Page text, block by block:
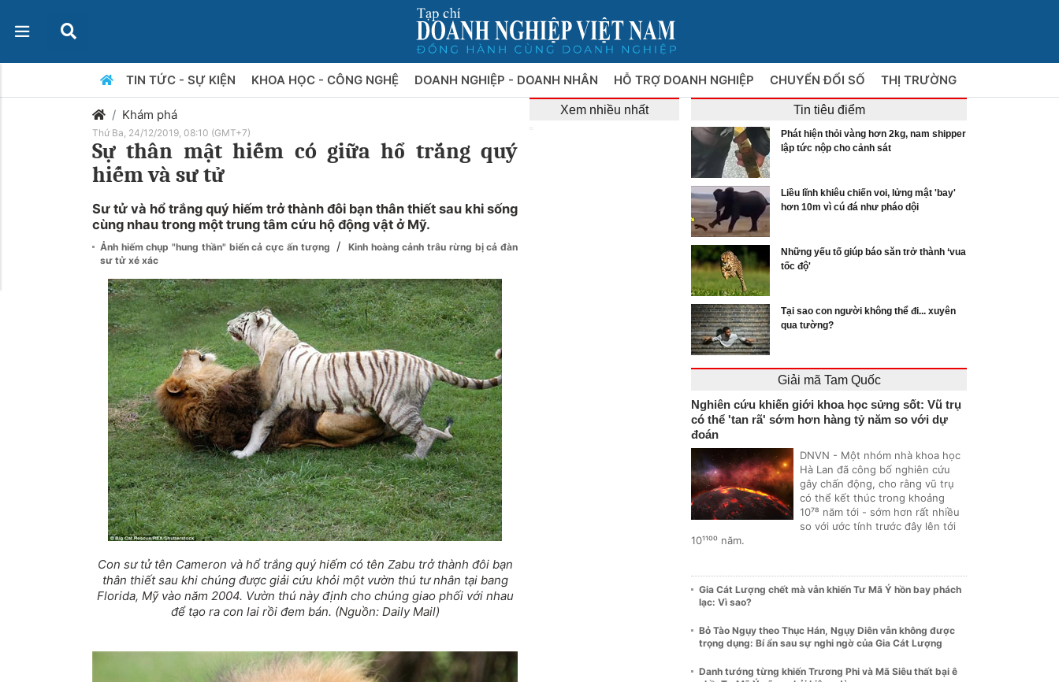
TIN TỨC - SỰ KIỆN KHOA HỌC - CÔNG NGHỆ DOANH NGHIỆP - DOANH NHÂN HỖ TRỢ DOANH NGHIỆP CHUYỂN ĐỔI SỐ THỊ TRƯỜNG
Khám phá
Thứ Ba, 24/12/2019, 08:10 (GMT+7)
Sự thân mật hiếm có giữa hổ trắng quý
hiếm và sư tử
Sư tử và hổ trắng quý hiếm trở thành đôi bạn thân thiết sau khi sống
cùng nhau trong một trung tâm cứu hộ động vật ở Mỹ.
Ảnh hiếm chụp "hung thần" biển cả cực ấn tượng /
Kinh hoàng cảnh trâu rừng bị cả đàn
sư tử xé xác
Con sư tử tên Cameron và hổ trắng quý hiếm có tên Zabu trở thành đôi bạn
thân thiết sau khi chúng được giải cứu khỏi một vườn thú tư nhân tại bang
Florida, Mỹ vào năm 2004. Vườn thú này định cho chúng giao phối với nhau
để tạo ra con lai rồi đem bán. (Nguồn: Daily Mail)
Xem nhiều nhất Tin tiêu điểm
Phát hiện thỏi vàng hơn 2kg, nam shipper
lập tức nộp cho cảnh sát
Liều lĩnh khiêu chiến voi, lửng mật 'bay'
hơn 10m vì cú đá như pháo dội
Những yếu tố giúp báo săn trở thành ‘vua
tốc độ'
Tại sao con người không thể đi... xuyên
qua tường?
Giải mã Tam Quốc
Nghiên cứu khiến giới khoa học sửng sốt: Vũ trụ
có thể 'tan rã' sớm hơn hàng tỷ năm so với dự
đoán
DNVN - Một nhóm nhà khoa học
Hà Lan đã công bố nghiên cứu
gây chấn động, cho rằng vũ trụ
có thể kết thúc trong khoảng
10⁷⁸ năm tới - sớm hơn rất nhiều
so với ước tính trước đây lên tới
10¹¹⁰⁰ năm.
Gia Cát Lượng chết mà vẫn khiến Tư Mã Ý hồn bay phách
lạc: Vì sao?
Bỏ Tào Ngụy theo Thục Hán, Ngụy Diên vẫn không được
trọng dụng: Bí ẩn sau sự nghi ngờ của Gia Cát Lượng
Danh tướng từng khiến Trương Phi và Mã Siêu thất bại ê